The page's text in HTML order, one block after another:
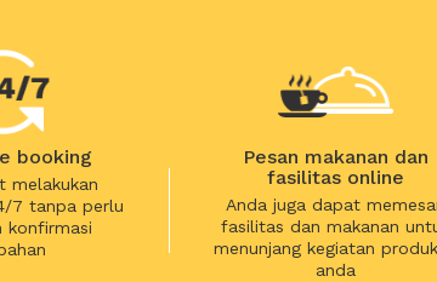
booking
melakukan
7 tanpa perlu
konfirmasi
Pesan makanan dan
fasilitas online
Anda juga dapat
fasilitas dan makanan
menunjang kegiatan
anda